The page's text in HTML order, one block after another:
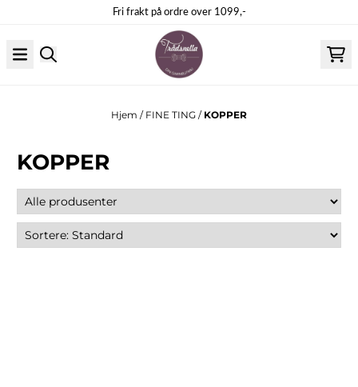
Fri frakt på ordre over 1099,-
Hjem / FINE TING / KOPPER
KOPPER